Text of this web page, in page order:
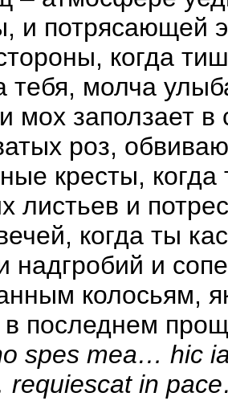
и потрясающей
когда
тебя, молча
мох заползает
роз,
кресты,
листьев и
когда ты
надгробий и
колосьям,
в последнем
spes mea… hic
in